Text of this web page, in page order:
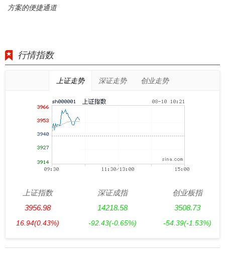
方案的便捷通道
行情指数
上证走势 深证走势 创业走势
上证指数
3956.98
16.94(0.43%)
深证成指
14218.58
-92.43(-0.65%)
创业板指
3508.73
-54.39(-1.53%)